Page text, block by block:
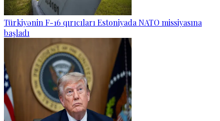
Türkiyənin F-16 qırıcıları Estoniyada NATO missiyasına
başladı